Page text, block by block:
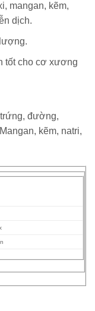
mangan, kẽm,
dịch.
tốt cho cơ xương
đường,
kẽm, natri,